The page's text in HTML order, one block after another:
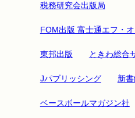
税務研究会出版局
FOM出版 富士通エフ・
東邦出版 ときわ総合
Jパブリッシング 新
ベースボールマガジン社